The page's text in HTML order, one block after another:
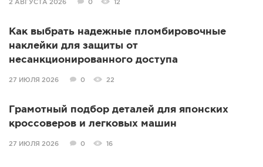
2 АВГУСТА 2026 0 12
Как выбрать надежные пломбировочные
наклейки для защиты от
несанкционированного доступа
27 ИЮЛЯ 2026 0 22
Грамотный подбор деталей для японских
кроссоверов и легковых машин
27 ИЮЛЯ 2026 0 16